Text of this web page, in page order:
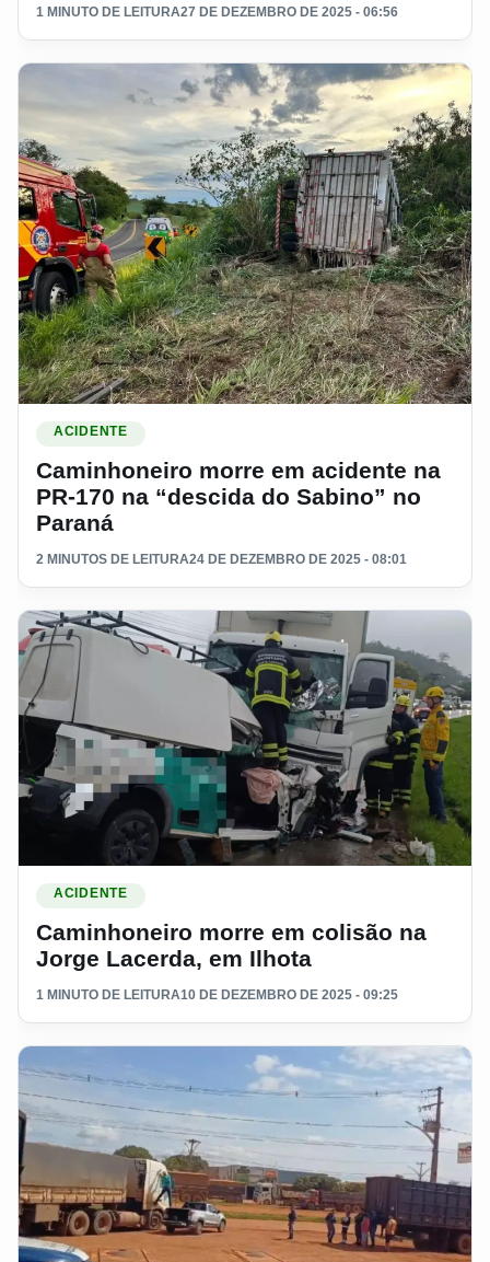
1 MINUTO DE LEITURA27 DE DEZEMBRO DE 2025 - 06:56
ACIDENTE
Caminhoneiro morre em acidente na
PR-170 na “descida do Sabino” no
Paraná
2 MINUTOS DE LEITURA24 DE DEZEMBRO DE 2025 - 08:01
ACIDENTE
Caminhoneiro morre em colisão na
Jorge Lacerda, em Ilhota
1 MINUTO DE LEITURA10 DE DEZEMBRO DE 2025 - 09:25